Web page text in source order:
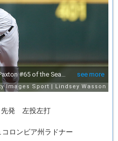
先発 左投左打
ロンビア州ラドナー